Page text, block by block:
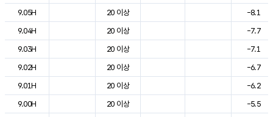
9.05H
20 이상
-8.1
9.04H
20 이상
-7.7
9.03H
20 이상
-7.1
9.02H
20 이상
-6.7
9.01H
20 이상
-6.2
9.00H
20 이상
-5.5